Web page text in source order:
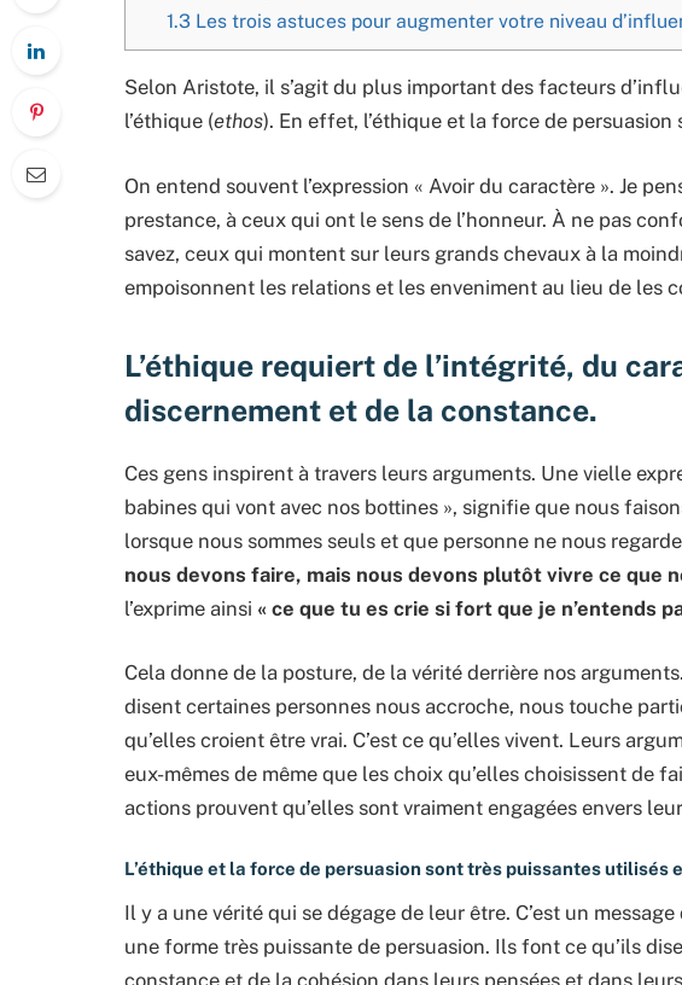
1.3Les trois astuces pour augmenter votre niveau
Selon Aristote, il s’agit du plus important des facteurs
l’éthique (ethos). En effet, l’éthique et la force de persuasion
On entend souvent l’expression « Avoir du caractère ». Je
prestance, à ceux qui ont le sens de l’honneur. À ne pas
savez, ceux qui montent sur leurs grands chevaux à la
empoisonnent les relations et les enveniment au lieu de les
L’éthique requiert de l’intégrité, du
discernement et de la constance.
Ces gens inspirent à travers leurs arguments. Une vielle
babines qui vont avec nos bottines », signifie que nous
lorsque nous sommes seuls et que personne ne nous
nous devons faire, mais nous devons plutôt vivre ce que
l’exprime ainsi « ce que tu es crie si fort que je n’entends
Cela donne de la posture, de la vérité derrière nos
disent certaines personnes nous accroche, nous touche
qu’elles croient être vrai. C’est ce qu’elles vivent. Leurs
eux-mêmes de même que les choix qu’elles choisissent de
actions prouvent qu’elles sont vraiment engagées envers
L’éthique et la force de persuasion sont très puissantes utilisés
Il y a une vérité qui se dégage de leur être. C’est un
une forme très puissante de persuasion. Ils font ce qu’ils